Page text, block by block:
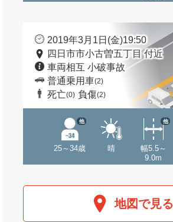
2019年3月1日(金)19:50
四日市市小古曽五丁目 付近
車両相互 小破事故
普通乗用車(2)
死亡(0) 負傷(2)
25～34歳
他
晴
幅5.5～
9.0m
他
地図で見る